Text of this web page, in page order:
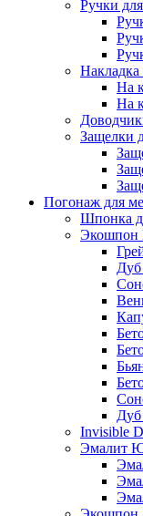
Ручки
На
На
Защелки
Погонаж для
Шпонка
Экошпон
Дуб
Invisible
Эмалит